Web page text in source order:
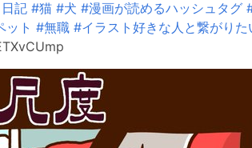
記 #猫 #犬 #漫画が読めるハッシュタグ
ット #無職 #イラスト好きな人と繋がりた